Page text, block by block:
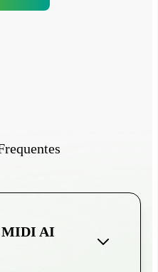
MIDI AI